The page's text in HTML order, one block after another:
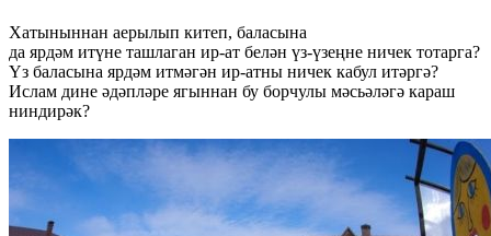
Хатыныннан аерылып китеп, баласына
да ярдәм итүне ташлаган ир-ат белән үз-үзеңне ничек тотарга?
Үз баласына ярдәм итмәгән ир-атны ничек кабул итәргә?
Ислам дине әдәпләре ягыннан бу борчулы мәсьәләгә караш
ниндирәк?